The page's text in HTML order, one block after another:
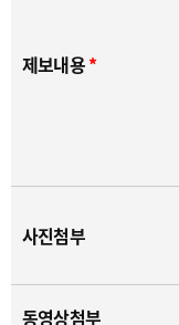
제보내용*
사진첨부
동영상첨부